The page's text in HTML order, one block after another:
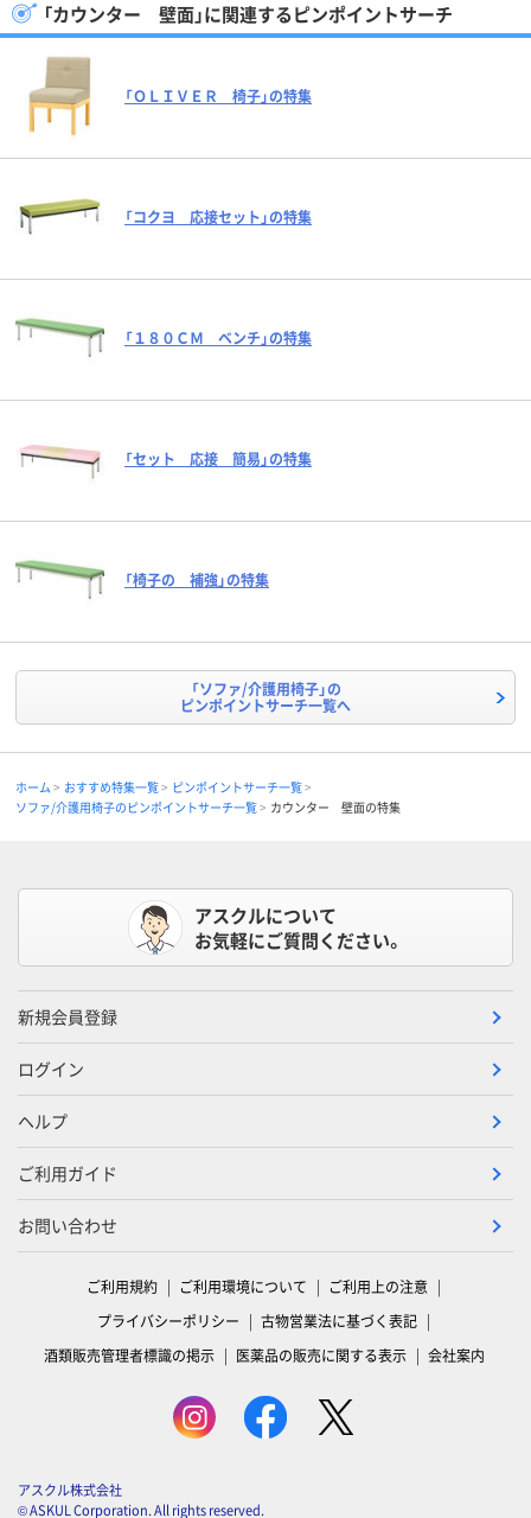
「カウンター 壁面」に関連するピンポイントサーチ
「ＯＬＩＶＥＲ 椅子」の特集
「コクヨ 応接セット」の特集
「１８０ＣＭ ベンチ」の特集
「セット 応接 簡易」の特集
「椅子の 補強」の特集
「ソファ/介護用椅子」の
ピンポイントサーチ一覧へ
ホーム おすすめ特集一覧
ピンポイントサーチ一覧
ソファ/介護用椅子のピンポイントサーチ一覧
カウンター 壁面の特集
アスクルについて
お気軽にご質問ください。
新規会員登録
ログイン
ヘルプ
ご利用ガイド
お問い合わせ
ご利用規約 ご利用環境について
ご利用上の注意
プライバシーポリシー
古物営業法に基づく表記
酒類販売管理者標識の掲示
医薬品の販売に関する表示 会社案内
アスクル株式会社
© ASKUL Corporation. All rights reserved.